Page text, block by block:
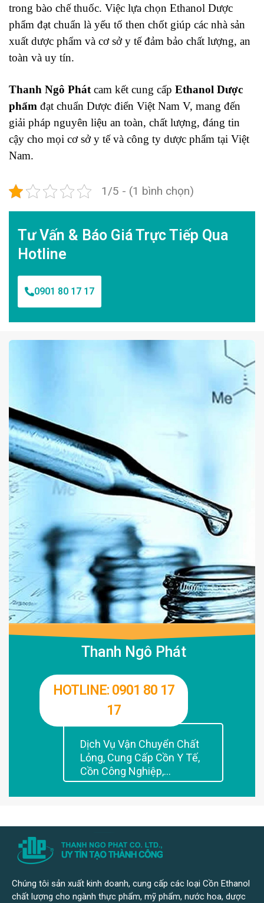
trong bào chế thuốc. Việc lựa chọn Ethanol Dược
phẩm đạt chuẩn là yếu tố then chốt giúp các nhà sản
xuất dược phẩm và cơ sở y tế đảm bảo chất lượng, an
toàn và uy tín.
Thanh Ngô Phát cam kết cung cấp Ethanol Dược
phẩm đạt chuẩn Dược điển Việt Nam V, mang đến
giải pháp nguyên liệu an toàn, chất lượng, đáng tin
cậy cho mọi cơ sở y tế và công ty dược phẩm tại Việt
Nam.
1/5 - (1 bình chọn)
Tư Vấn & Báo Giá Trực Tiếp Qua
Hotline
0901 80 17 17
Thanh Ngô Phát
HOTLINE: 0901 80 17
17
Dịch Vụ Vận Chuyển Chất
Lỏng, Cung Cấp Cồn Y Tế,
Cồn Công Nghiệp,...
Chúng tôi sản xuất kinh doanh, cung cấp các loại Cồn Ethanol
chất lượng cho ngành thực phẩm, mỹ phẩm, nước hoa, dược